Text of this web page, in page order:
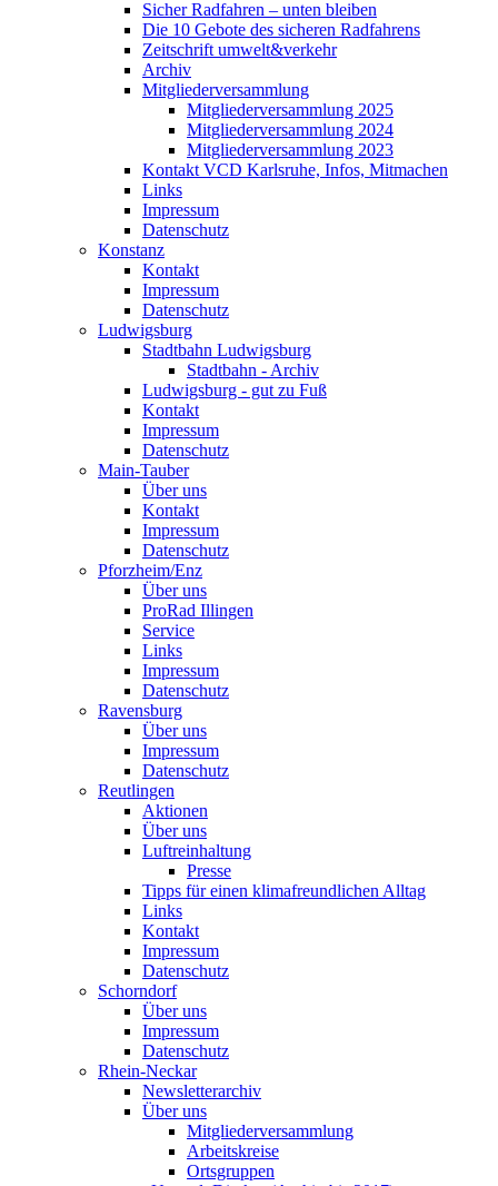
Sicher Radfahren – unten bleiben
Die 10 Gebote des sicheren Radfahrens
Zeitschrift umwelt&verkehr
Archiv
Mitgliederversammlung
Mitgliederversammlung 2025
Mitgliederversammlung 2024
Mitgliederversammlung 2023
Kontakt VCD Karlsruhe, Infos, Mitmachen
Links
Impressum
Datenschutz
Konstanz
Kontakt
Impressum
Datenschutz
Ludwigsburg
Stadtbahn Ludwigsburg
Stadtbahn - Archiv
Ludwigsburg - gut zu Fuß
Kontakt
Impressum
Datenschutz
Main-Tauber
Über uns
Kontakt
Impressum
Datenschutz
Pforzheim/Enz
Über uns
ProRad Illingen
Service
Links
Impressum
Datenschutz
Ravensburg
Über uns
Impressum
Datenschutz
Reutlingen
Aktionen
Über uns
Luftreinhaltung
Presse
Tipps für einen klimafreundlichen Alltag
Links
Kontakt
Impressum
Datenschutz
Schorndorf
Über uns
Impressum
Datenschutz
Rhein-Neckar
Newsletterarchiv
Über uns
Mitgliederversammlung
Arbeitskreise
Ortsgruppen